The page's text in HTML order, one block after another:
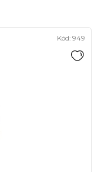
Kód: 949